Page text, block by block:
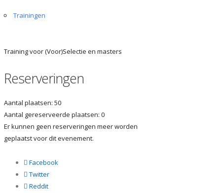
Trainingen
Training voor (Voor)Selectie en masters
Reserveringen
Aantal plaatsen: 50
Aantal gereserveerde plaatsen: 0
Er kunnen geen reserveringen meer worden
geplaatst voor dit evenement.
Facebook
Twitter
Reddit